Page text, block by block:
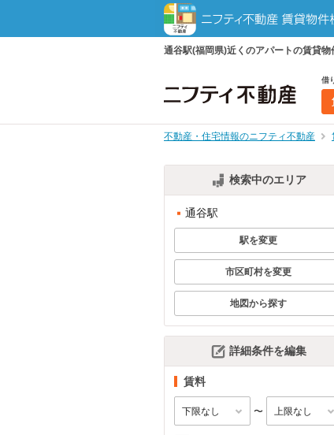
通谷駅(福岡県)近くのアパートの賃貸
借
不動産・住宅情報のニフティ不動産
検索中のエリア
通谷駅
駅を変更
市区町村を変更
地図から探す
詳細条件を編集
賃料
〜